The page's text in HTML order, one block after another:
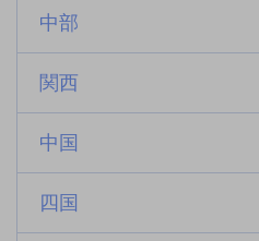
中部
関西
中国
四国